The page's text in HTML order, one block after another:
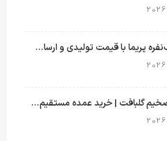
فروش عمده پتو یک‌نفره پریما با قیمت تولیدی و ارسال به سراسر کشور
قیمت پتو یک‌نفره ضخیم گلبافت | خرید عمده مستقیم با بهترین قیمت